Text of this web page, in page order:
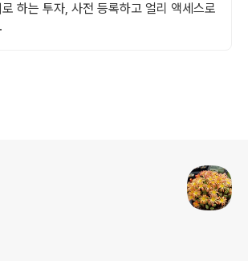
하는 투자, 사전 등록하고 얼리 액세스로